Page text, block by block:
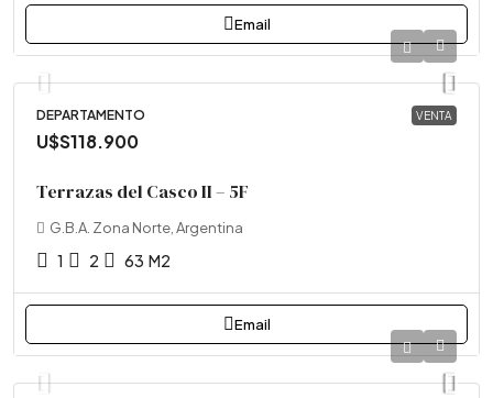
Email
VENTA
DEPARTAMENTO
U$S118.900
Terrazas del Casco II – 5F
G.B.A. Zona Norte, Argentina
1 2 63 M2
Email